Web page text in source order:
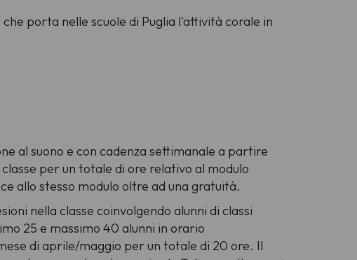
porta nelle scuole di Puglia l'attività corale in
al suono e con cadenza settimanale a partire
per un totale di ore relativo al modulo
allo stesso modulo oltre ad una gratuità.
nella classe coinvolgendo alunni di classi
25 e massimo 40 alunni in orario
di aprile/maggio per un totale di 20 ore. Il